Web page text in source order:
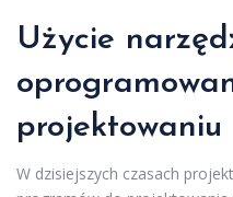
Użycie
projektowaniu
W dzisiejszych czasach